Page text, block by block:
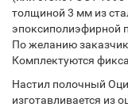
толщиной 3 мм из
эпоксиполиэфирной
По желанию
Комплектуются
Настил полочный
изготавливается из